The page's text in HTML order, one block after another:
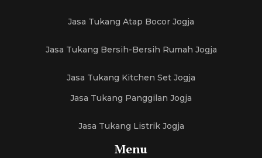
Jasa Tukang Atap Bocor Jogja
Jasa Tukang Bersih-Bersih Rumah Jogja
Jasa Tukang Kitchen Set Jogja
Jasa Tukang Panggilan Jogja
Jasa Tukang Listrik Jogja
Menu